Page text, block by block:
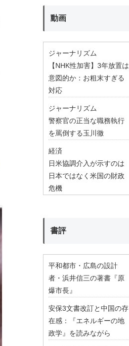
動画
ジャーナリズム
【NHK性加害】3年放置は
意図的か：お粗末すぎる
対応
ジャーナリズム
警察官の正当な職務執行
を罵倒する玉川徹
経済
日米協調介入が示すのは
日本ではなく米国の財政
危機
書評
平和都市・広島の設計
者・浜井信三の著書『原
爆市長』
安保3文書改訂と中国の存
在感：『エネルギーの地
政学』を読みながら